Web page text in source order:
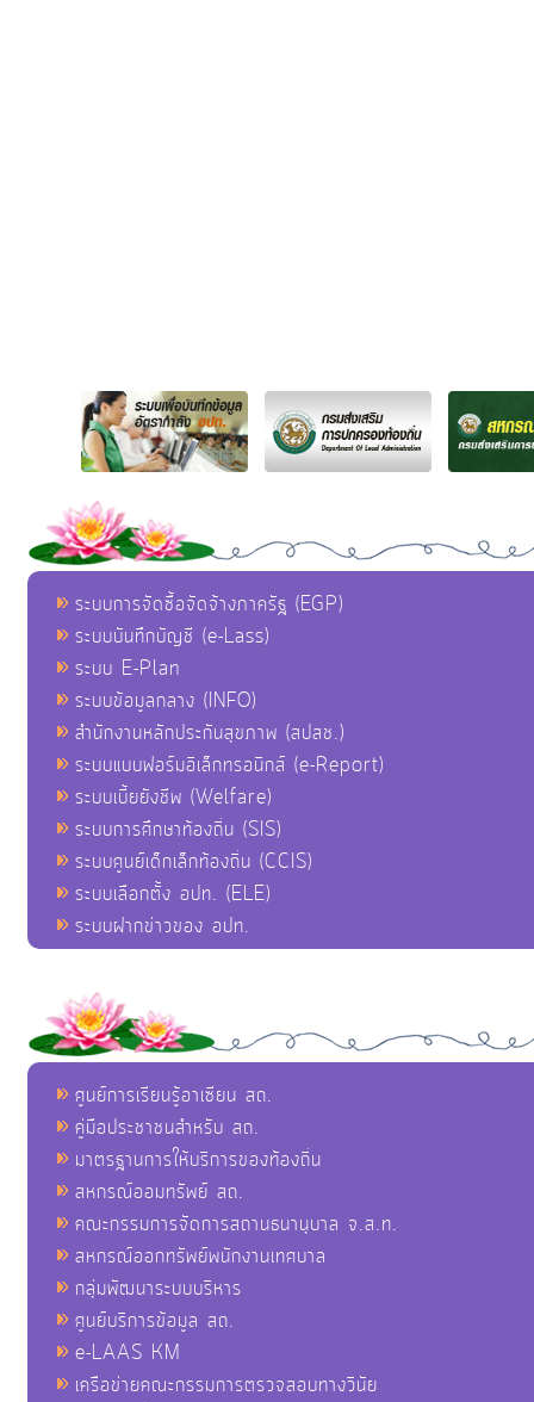
ระบบการจัดซื้อจัดจ้างภาครัฐ (EGP)
ระบบบันทึกบัญชี (e-Lass)
ระบบ E-Plan
ระบบข้อมูลกลาง (INFO)
สำนักงานหลักประกันสุขภาพ (สปสช.)
ระบบแบบฟอร์มอิเล็กทรอนิกส์ (e-Report)
ระบบเบี้ยยังชีพ (Welfare)
ระบบการศึกษาท้องถิ่น (SIS)
ระบบศูนย์เด็กเล็กท้องถิ่น (CCIS)
ระบบเลือกตั้ง อปท. (ELE)
ระบบฝากข่าวของ อปท.
ศูนย์การเรียนรู้อาเซียน สถ.
คู่มือประชาชนสำหรับ สถ.
มาตรฐานการให้บริการของท้องถิ่น
สหกรณ์ออมทรัพย์ สถ.
คณะกรรมการจัดการสถานธนานุบาล จ.ส.ท.
สหกรณ์ออกทรัพย์พนักงานเทศบาล
กลุ่มพัฒนาระบบบริหาร
ศูนย์บริการข้อมูล สถ.
e-LAAS KM
เครือข่ายคณะกรรมการตรวจสอบทางวินัย